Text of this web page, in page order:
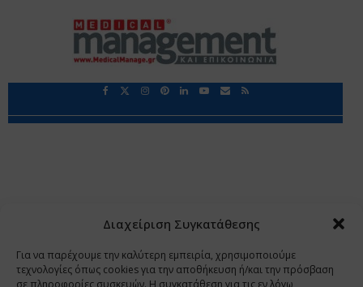
Διαχείριση Συγκατάθεσης
Για να παρέχουμε την καλύτερη εμπειρία, χρησιμοποιούμε
τεχνολογίες όπως cookies για την αποθήκευση ή/και την πρόσβαση
σε πληροφορίες συσκευών. Η συγκατάθεση για τις εν λόγω
Copyright 2009 - 2026 © Χαραμή Α.Ε.